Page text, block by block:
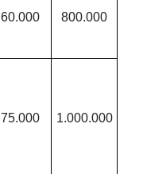
60.000 800.000
75.000 1.000.000